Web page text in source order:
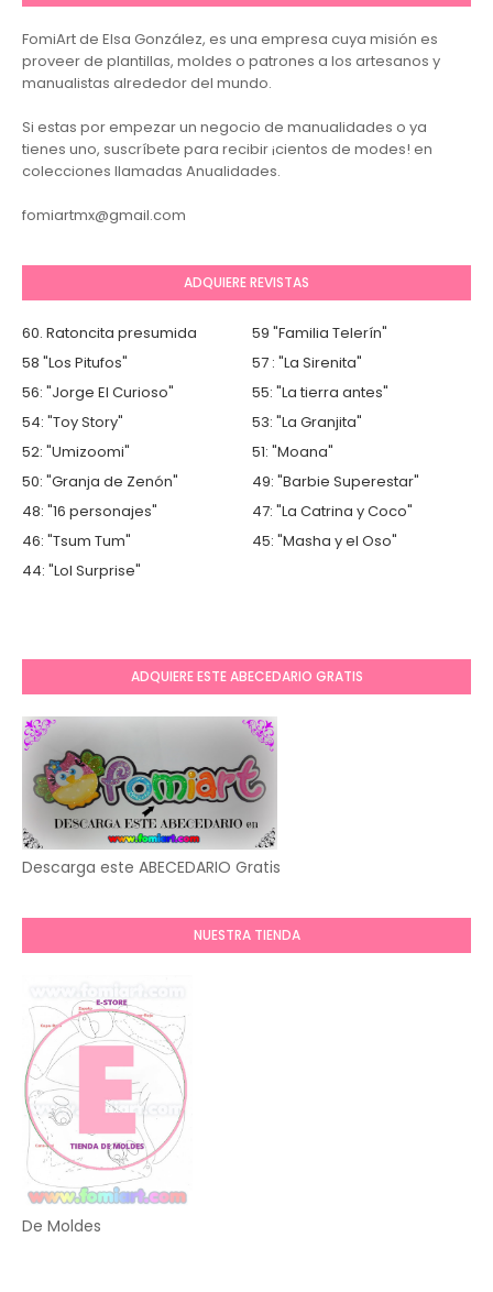
FomiArt de Elsa González, es una empresa cuya misión es
proveer de plantillas, moldes o patrones a los artesanos y
manualistas alrededor del mundo.
Si estas por empezar un negocio de manualidades o ya
tienes uno, suscríbete para recibir ¡cientos de modes! en
colecciones llamadas Anualidades.
fomiartmx@gmail.com
ADQUIERE REVISTAS
60. Ratoncita presumida
59 "Familia Telerín"
58 "Los Pitufos"
57 : "La Sirenita"
56: "Jorge El Curioso"
55: "La tierra antes"
54: "Toy Story"
53: "La Granjita"
52: "Umizoomi"
51: "Moana"
50: "Granja de Zenón"
49: "Barbie Superestar"
48: "16 personajes"
47: "La Catrina y Coco"
46: "Tsum Tum"
45: "Masha y el Oso"
44: "Lol Surprise"
ADQUIERE ESTE ABECEDARIO GRATIS
Descarga este ABECEDARIO Gratis
NUESTRA TIENDA
De Moldes